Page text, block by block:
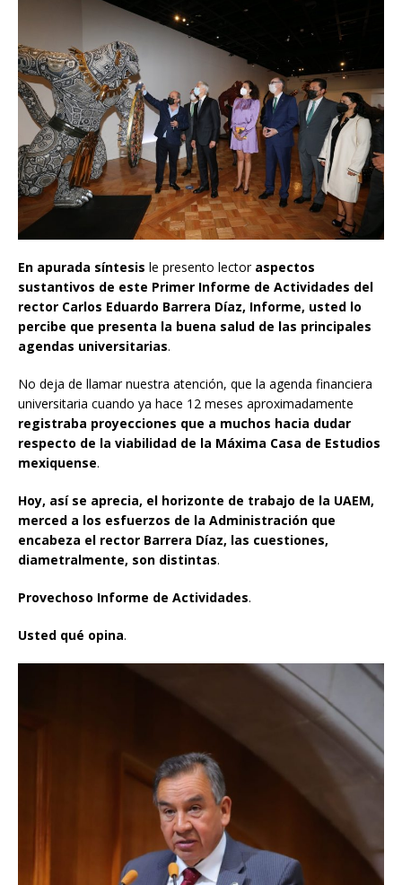
En apurada síntesis le presento lector aspectos
sustantivos de este Primer Informe de Actividades del
rector Carlos Eduardo Barrera Díaz, Informe, usted lo
percibe que presenta la buena salud de las principales
agendas universitarias.
No deja de llamar nuestra atención, que la agenda financiera
universitaria cuando ya hace 12 meses aproximadamente
registraba proyecciones que a muchos hacia dudar
respecto de la viabilidad de la Máxima Casa de Estudios
mexiquense.
Hoy, así se aprecia, el horizonte de trabajo de la UAEM,
merced a los esfuerzos de la Administración que
encabeza el rector Barrera Díaz, las cuestiones,
diametralmente, son distintas.
Provechoso Informe de Actividades.
Usted qué opina.